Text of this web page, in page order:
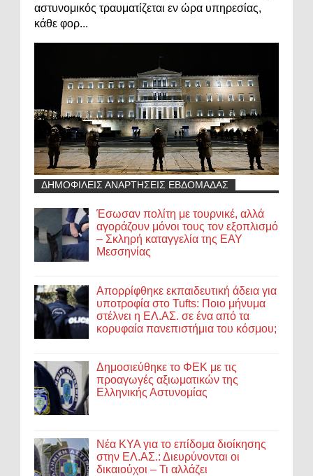
αστυνομικός τραυματίζεται εν ώρα υπηρεσίας,
κάθε φορ...
ΔΗΜΟΦΙΛΕΙΣ ΑΝΑΡΤΗΣΕΙΣ ΕΒΔΟΜΑΔΑΣ
Έσωσαν πολίτη με τουρνικέ, αλλά
αγοράζουν μόνοι τους τον εξοπλισμό
– Σκληρή καταγγελία της ΕΑΥ
Μεσσηνίας
Απορρίφθηκε εκπαιδευτική άδεια για
υποτροφία στο Tufts: Ποιο μήνυμα
στέλνει η ΕΛ.ΑΣ. σε ένα από τα
κορυφαία πανεπιστήμια του κόσμου;
Δημοσιεύθηκε το ΦΕΚ με τις
προαγωγές αξιωματικών της
Ελληνικής Αστυνομίας
Νέα ΚΥΑ για το επίδομα διοίκησης
στην ΕΛ.ΑΣ.: Διευρύνονται οι
δικαιούχοι – Τι αλλάζει